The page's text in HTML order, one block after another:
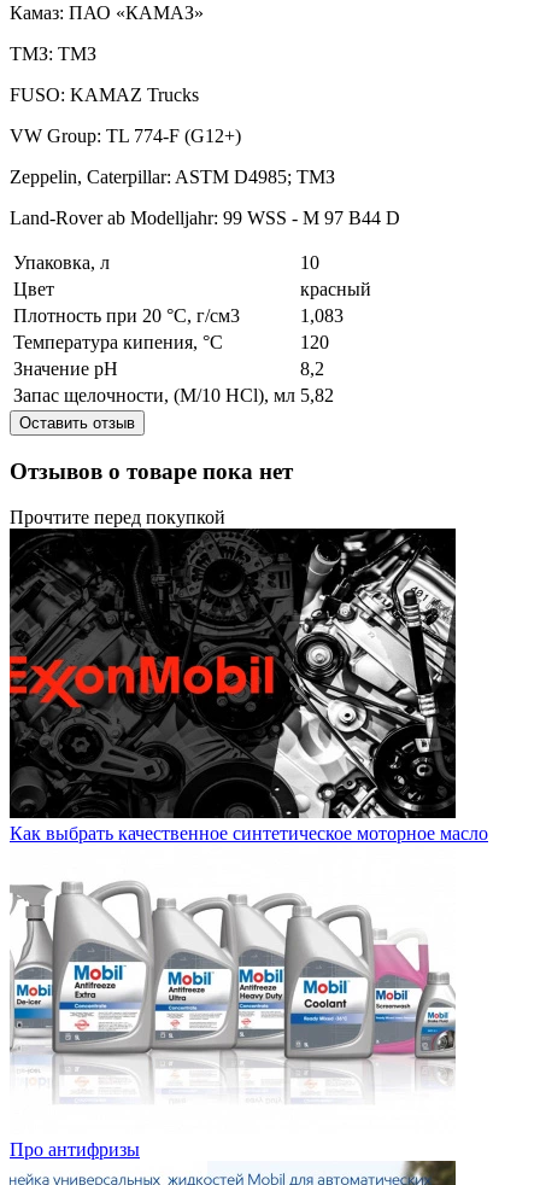
Камаз: ПАО «КАМАЗ»
ТМЗ: ТМЗ
FUSO: KAMAZ Trucks
VW Group: TL 774-F (G12+)
Zeppelin, Caterpillar: ASTM D4985; ТМЗ
Land-Rover ab Modelljahr: 99 WSS - M 97 B44 D
Упаковка, л
10
Цвет
красный
Плотность при 20 °C, г/см3
1,083
Температура кипения, °C
120
Значение pH
8,2
Запас щелочности, (M/10 HCl), мл 5,82
Оставить отзыв
Отзывов о товаре пока нет
Прочтите перед покупкой
Как выбрать качественное синтетическое моторное масло
Про антифризы